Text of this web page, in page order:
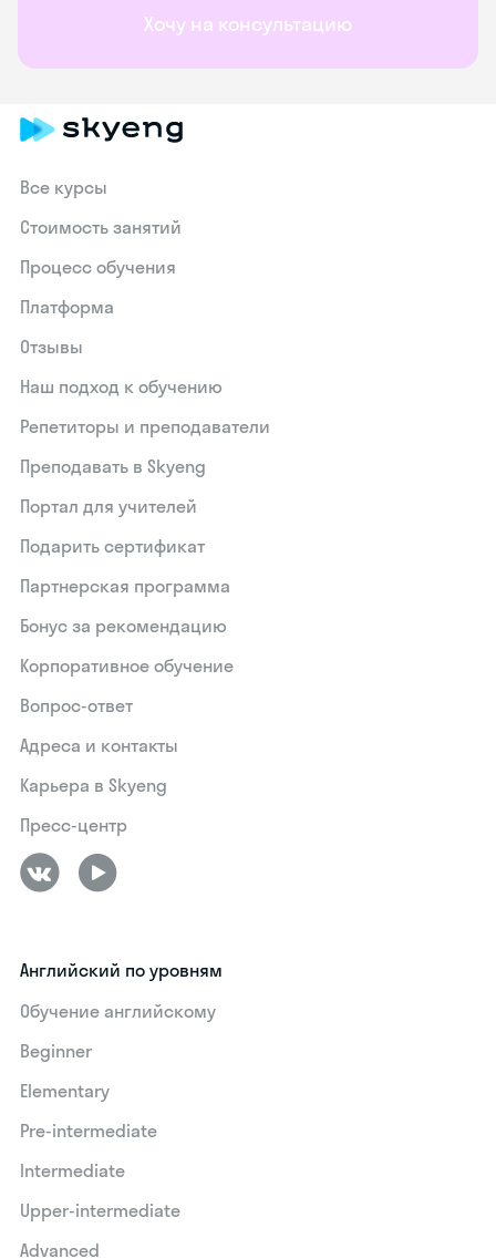
Хочу на консультацию
Все курсы
Стоимость занятий
Процесс обучения
Платформа
Отзывы
Наш подход к обучению
Репетиторы и преподаватели
Преподавать в Skyeng
Портал для учителей
Подарить сертификат
Партнерская программа
Бонус за рекомендацию
Корпоративное обучение
Вопрос-ответ
Адреса и контакты
Карьера в Skyeng
Пресс-центр
Английский по уровням
Обучение английскому
Beginner
Elementary
Pre-intermediate
Intermediate
Upper-intermediate
Advanced